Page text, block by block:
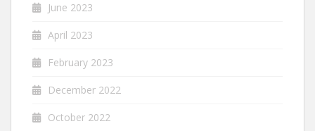
June 2023
April 2023
February 2023
December 2022
October 2022